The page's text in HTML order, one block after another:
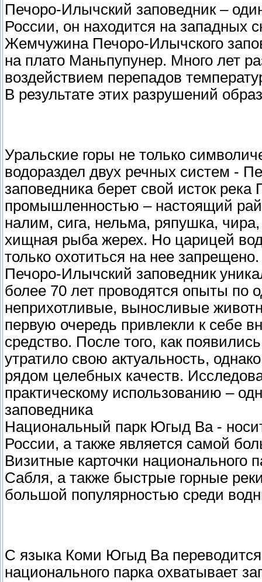
Печоро-Илычский заповедник –
России, он находится на западных
Жемчужина Печоро-Илычского
на плато Маньпупунер. Много лет
воздействием перепадов
В результате этих разрушений
Уральские горы не только
водораздел двух речных систем -
заповедника берет свой исток
промышленностью – настоящий
налим, сига, нельма, ряпушка,
хищная рыба жерех. Но царицей
только охотиться на нее запрещено.
Печоро-Илычский заповедник
более 70 лет проводятся опыты
неприхотливые, выносливые
первую очередь привлекли к себе
средство. После того, как
утратило свою актуальность,
рядом целебных качеств.
практическому использованию –
заповедника
Национальный парк Югыд Ва -
России, а также является самой
Визитные карточки национального
Сабля, а также быстрые горные
большой популярностью среди
С языка Коми Югыд Ва переводится
национального парка охватывает